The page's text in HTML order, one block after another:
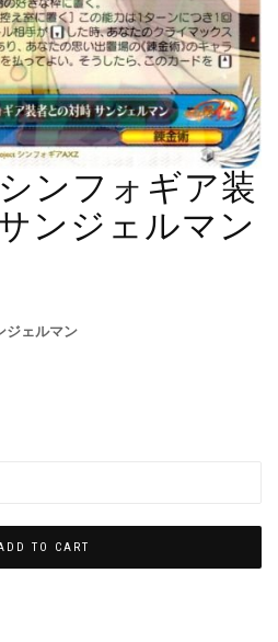
シンフォギア装
ンジェルマン
ジェルマン
TO CART